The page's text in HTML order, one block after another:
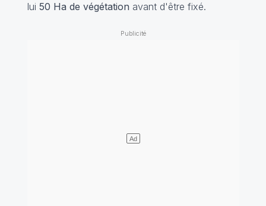
lui 50 Ha de végétation avant d'être fixé.